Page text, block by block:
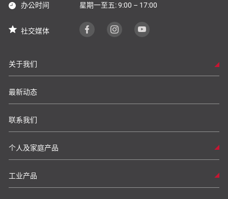
办公时间 星期一至五: 9:00 – 17:00
社交媒体
关于我们
最新动态
联系我们
个人及家庭产品
工业产品